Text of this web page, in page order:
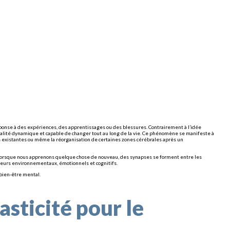
à des expériences, des apprentissages ou des blessures. Contrairement à l’idée
dynamique et capable de changer tout au long de la vie. Ce phénomène se manifeste à
ou même la réorganisation de certaines zones cérébrales après un
nous apprenons quelque chose de nouveau, des synapses se forment entre les
environnementaux, émotionnels et cognitifs.
être mental.
pour le